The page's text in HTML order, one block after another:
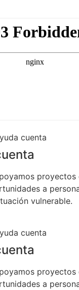
proyectos
a
vulnerable.
proyectos
a